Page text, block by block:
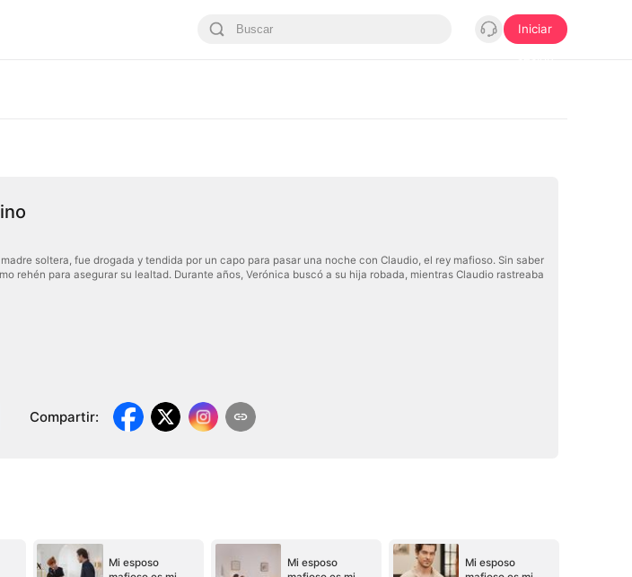
Iniciar
soltera, fue drogada y tendida por un capo para pasar una noche con Claudio, el rey mafioso. Sin saber
rehén para asegurar su lealtad. Durante años, Verónica buscó a su hija robada, mientras Claudio rastreaba
Compartir:
Mi esposo
Mi esposo
Mi esposo